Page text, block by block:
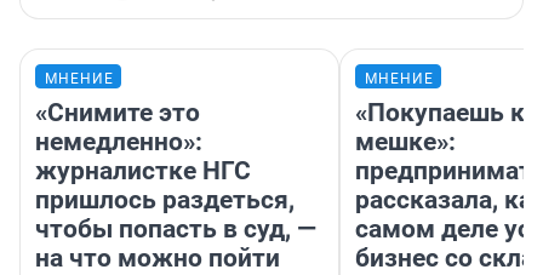
МНЕНИЕ
«Снимите это
немедленно»:
журналистке НГС
пришлось раздеться,
чтобы попасть в суд, —
на что можно пойти
МНЕНИЕ
«Покупаешь
мешке»:
рассказала,
самом деле
бизнес со